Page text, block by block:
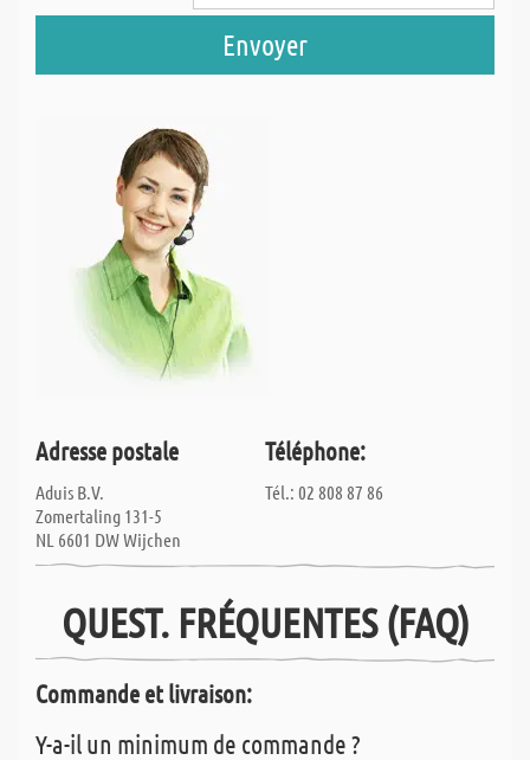
Adresse postale
Aduis B.V.
Zomertaling 131-5
NL 6601 DW Wijchen
Téléphone:
Tél.: 02 808 87 86
QUEST. FRÉQUENTES (FAQ)
Commande et livraison:
Y-a-il un minimum de commande ?